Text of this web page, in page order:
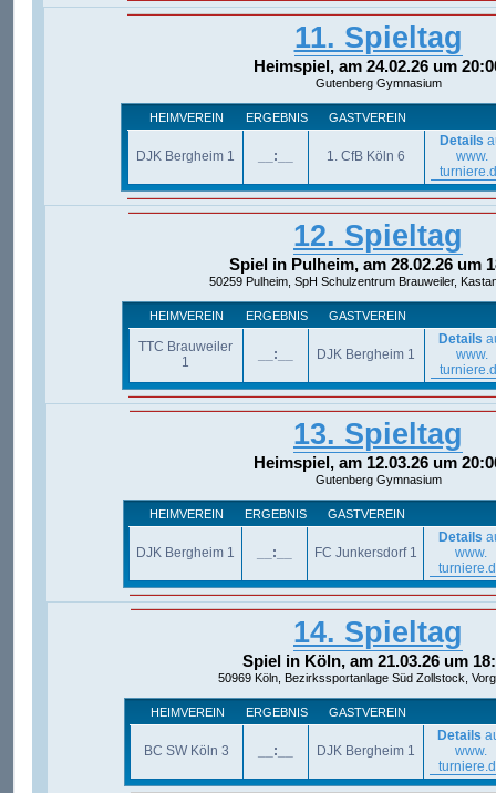
11. Spieltag
Heimspiel, am 24.02.26 um
Gutenberg Gymnasium
HEIMVEREIN ERGEBNIS GASTVEREIN
DJK Bergheim 1 __:__ 1. CfB Köln 6
Details
www.
12. Spieltag
Spiel in Pulheim, am 28.02.26 um
50259 Pulheim, SpH Schulzentrum Brauweiler,
HEIMVEREIN ERGEBNIS GASTVEREIN
TTC Brauweiler
1
__:__ DJK Bergheim 1
Details
www.
13. Spieltag
Heimspiel, am 12.03.26 um
Gutenberg Gymnasium
HEIMVEREIN ERGEBNIS GASTVEREIN
DJK Bergheim 1 __:__ FC Junkersdorf 1
Details
www.
14. Spieltag
Spiel in Köln, am 21.03.26 um
50969 Köln, Bezirkssportanlage Süd Zollstock,
HEIMVEREIN ERGEBNIS GASTVEREIN
BC SW Köln 3 __:__ DJK Bergheim 1
Details
www.